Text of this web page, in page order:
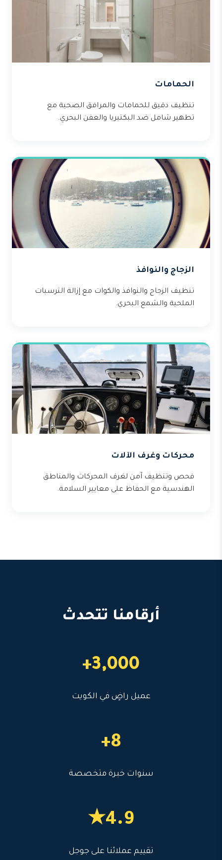
الحمامات
تنظيف دقيق للحمامات والمرافق الصحية مع
تطهير شامل ضد البكتيريا والعفن البحري.
الزجاج والنوافذ
تنظيف الزجاج والنوافذ والكوات مع إزالة الترسبات
الملحية والشمع البحري.
محركات وغرف الآلات
فحص وتنظيف آمن لغرف المحركات والمناطق
الهندسية مع الحفاظ على معايير السلامة.
أرقامنا تتحدث
3,000+
عميل راضٍ في الكويت
8+
سنوات خبرة متخصصة
4.9★
تقييم عملائنا على جوجل